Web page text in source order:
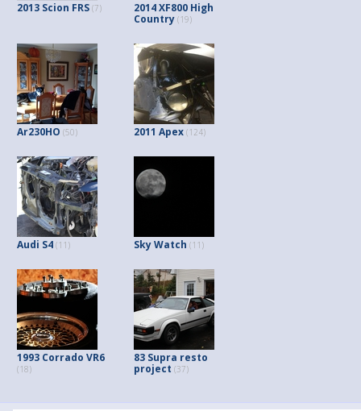
2013 Scion FRS (7)
2014 XF800 High
Country (19)
Ar230HO (50) 2011 Apex (124)
Audi S4 (11) Sky Watch (11)
1993 Corrado VR6
(18)
83 Supra resto
project (37)